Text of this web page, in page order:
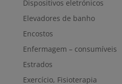
Dispositivos eletrónicos
Elevadores de banho
Encostos
Enfermagem – consumíveis
Estrados
Exercício, Fisioterapia